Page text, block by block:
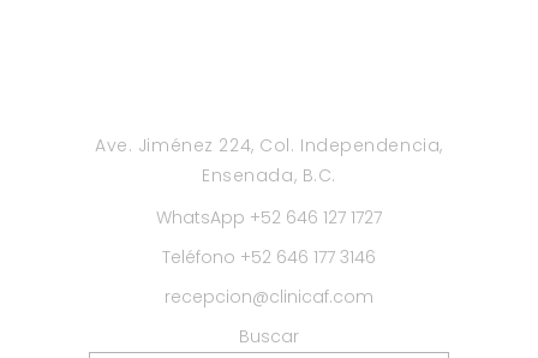
Ave. Jiménez 224, Col. Independencia,
Ensenada, B.C.
WhatsApp +52 646 127 1727
Teléfono +52 646 177 3146
recepcion@clinicaf.com
Buscar